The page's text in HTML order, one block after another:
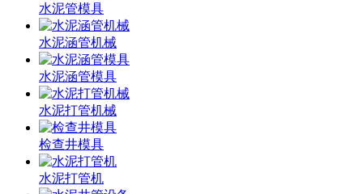
水泥管模具
水泥涵管机械
水泥涵管模具
水泥打管机械
检查井模具
水泥打管机